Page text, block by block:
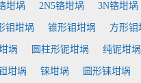
坩埚 2N5铬坩埚 3N铬坩埚
钼坩埚 锥形钼坩埚 方形钼
埚 圆柱形铌坩埚 纯铌坩埚
坩埚 铼坩埚 圆形铼坩埚